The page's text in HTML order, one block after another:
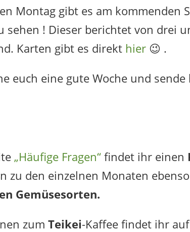
Montag gibt es am kommenden
sehen ! Dieser berichtet von drei
Karten gibt es direkt hier 😉 .
euch eine gute Woche und
„Häufige Fragen“ findet ihr einen
zu den einzelnen Monaten
Gemüsesorten.
zumTeikei-Kaffee findet ihr